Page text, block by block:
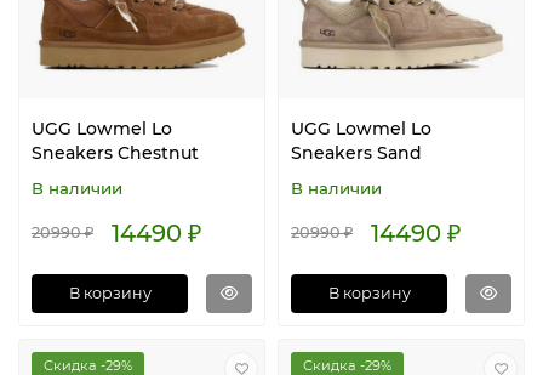
UGG Lowmel Lo
Sneakers Chestnut
В наличии
20990 ₽ 14490 ₽
В корзину
UGG Lowmel Lo
Sneakers Sand
В наличии
20990 ₽ 14490 ₽
В корзину
Скидка -29% Скидка -29%